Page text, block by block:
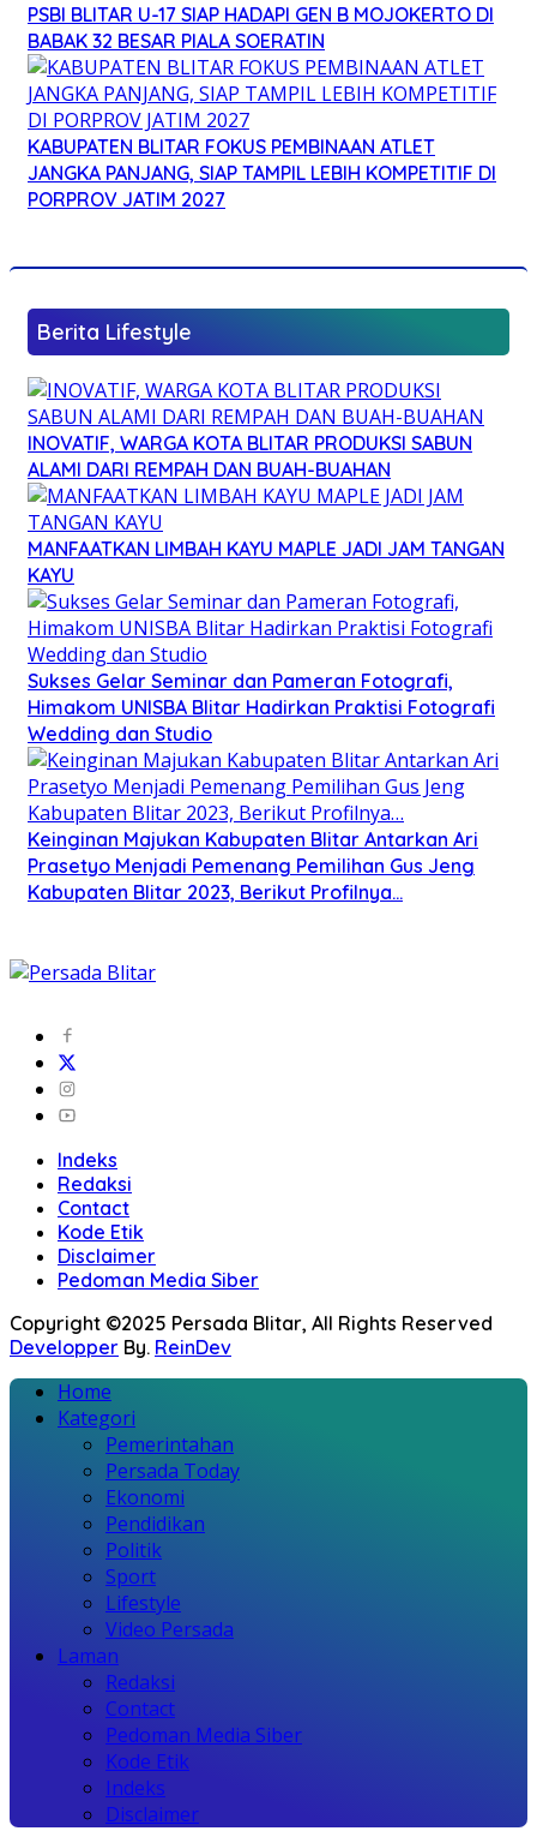
PSBI BLITAR U-17 SIAP HADAPI GEN B MOJOKERTO DI
BABAK 32 BESAR PIALA SOERATIN
KABUPATEN BLITAR FOKUS PEMBINAAN ATLET
JANGKA PANJANG, SIAP TAMPIL LEBIH KOMPETITIF DI
PORPROV JATIM 2027
Berita Lifestyle
INOVATIF, WARGA KOTA BLITAR PRODUKSI SABUN
ALAMI DARI REMPAH DAN BUAH-BUAHAN
MANFAATKAN LIMBAH KAYU MAPLE JADI JAM TANGAN
KAYU
Sukses Gelar Seminar dan Pameran Fotografi,
Himakom UNISBA Blitar Hadirkan Praktisi Fotografi
Wedding dan Studio
Keinginan Majukan Kabupaten Blitar Antarkan Ari
Prasetyo Menjadi Pemenang Pemilihan Gus Jeng
Kabupaten Blitar 2023, Berikut Profilnya…
Indeks
Redaksi
Contact
Kode Etik
Disclaimer
Pedoman Media Siber
Copyright ©2025 Persada Blitar, All Rights Reserved
Developper By. ReinDev
Home
Kategori
Pemerintahan
Persada Today
Ekonomi
Pendidikan
Politik
Sport
Lifestyle
Video Persada
Laman
Redaksi
Contact
Pedoman Media Siber
Kode Etik
Indeks
Disclaimer